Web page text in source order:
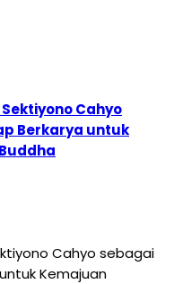
Cahyo
Berkarya untuk
Cahyo sebagai
untuk Kemajuan